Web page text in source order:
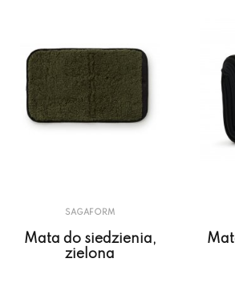
SAGAFORM
Mata do siedzienia,
zielona